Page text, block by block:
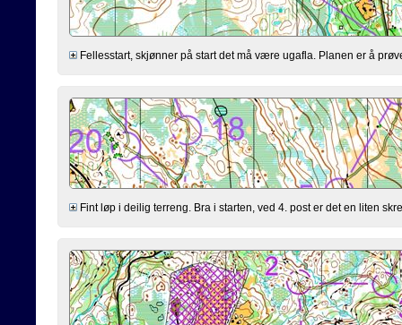
Fellesstart, skjønner på start det må være ugafla. Planen er å
Fint løp i deilig terreng. Bra i starten, ved 4. post er det en liten